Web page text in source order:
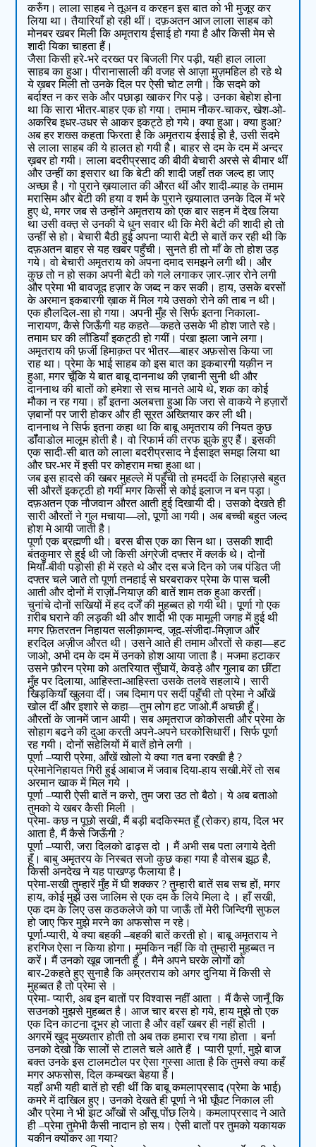
करुँग। लाला साहब ने तूअन व करहन इस बात को भी मुजूर कर
लिया था। तैयारियाँ हो रही थीं। दफ़अतन आज लाला साहब को
मोनबर खबर मिली कि अमृतराय ईसाई हो गया है और किसी मेम से
शादी यिका चाहता हैं।
जैसा किसी हरे-भरे दरख्त पर बिजली गिर पड़ी, यही हाल लाला
साहब का हुआ। पीरानासाली की वजह से आज़ा मुज़महिल हो रहे थे
ये ख़बर मिली तो उनके दिल पर ऐसी चोट लगी। कि सदमे को
बर्दाश्त न कर सके और पछाड़ा खाकर गिर पड़े। उनका बेहोश होना
था कि सारा भीतर-बाहर एक हो गया। तमाम नौकर-चाकर, खेश-ओ-
अकरिब इधर-उधर से आकर इकट्ठे हो गये। क्या हुआ। क्या हुआ?
अब हर शख्स कहता फिरता है कि अमृतराय ईसाई हो है, उसी सदमे
से लाला साहब की ये हालत हो गयी है। बाहर से दम के दम में अन्दर
ख़बर हो गयी। लाला बदरीप्रसाद की बीवी बेचारी अरसे से बीमार थीं
और उन्हीं का इसरार था कि बेटी की शादी जहाँ तक जल्द हा जाए
अच्छा है। गो पुराने ख़यालात की औरत थीं और शादी-ब्याह के तमाम
मरासिम और बेटी की हया व शर्म के पुराने ख़यालात उनके दिल में भरे
हुए थे, मगर जब से उन्होंने अमृतराय को एक बार सहन में देख लिया
था उसी वक्त़ से उनकी ये धुन सवार थी कि मेरी बेटी की शादी हो तो
उन्हीं से हो। बेचारी बैठी हुई अपना प्यारी बेटी से बातें कर रही थी कि
दफ़अतन बाहर से यह खबर पहुँची। सुनते ही तो माँ के तो होश उड़
गये। वो बेचारी अमृतराय को अपना दमाद समझने लगी थी। और
कुछ तो न हो सका अपनी बेटी को गले लगाकर ज़ार-ज़ार रोने लगी
और प्रेमा भी बावजूद हज़ार के जब्द न कर सकी। हाय, उसके बरसों
के अरमान इकबारगी ख़ाक में मिल गये उसको रोने की ताब न थी।
एक हौलदिल-सा हो गया। अपनी मुँह से सिर्फ इतना निकाला-
नारायण, कैसे जिऊँगी यह कहते—कहते उसके भी होश जाते रहे।
तमाम घर की लौंडियाँ इकट्ठी हो गयीं। पंखा झला जाने लगा।
अमृतराय की फ़र्जी हिमाक़त पर भीतर—बाहर अफ़सोस किया जा
राह था। प्रेमा के भाई साहब को इस बात का इकबारगी यक़ीन न
हुआ, मगर चूँकि ये बात बाबू दाननाथ की ज़बानी सुनी थी और
दाननाथ की बातों को हमेशा से सच मानते आये थे, शक का कोई
मौका न रह गया। हाँ इतना अलबत्ता हुआ कि जरा से वाकये ने हज़ारों
ज़बानों पर जारी होकर और ही सूरत अख्तियार कर ली थी।
दाननाथ ने सिर्फ इतना कहा था कि बाबू अमृतराय की नियत कुछ
डॉँवाडोल मालूम होती है। वो रिफार्म की तरफ झुके हुए हैं। इसकी
एक सादी-सी बात को लाला बदरीप्रसाद ने ईसाइत समझ लिया था
और घर-भर में इसी पर कोहराम मचा हुआ था।
जब इस हादसे की खबर मुहल्ले में पहुँची तो हमदर्दी के लिहाज़से बहुत
सी औरतें इकट्ठी हो गयीं मगर किसी से कोई इलाज न बन पड़ा।
दफ़अतन एक नौजवान औरत आती हुई दिखायी दी। उसको देखते ही
सारी औरतों ने गुल मचाया—लो, पूर्णा आ गयी। अब बच्ची बहुत जल्द
होश मे आयी जाती है।
पूर्णा एक ब्रह्मणी थी। बरस बीस एक का सिन था। उसकी शादी
बंतकुमार से हुई थी जो किसी अंग्रेजी दफ्तर में क्लर्क थे। दोनों
मियाँ-बीवी पड़ोसी ही में रहते थे और दस बजे दिन को जब पंडित जी
दफ्तर चले जाते तो पूर्णा तनहाई से घरबराकर प्रेमा के पास चली
आती और दोनों में राज़ों-नियाज़ की बातें शाम तक हुआ करतीं।
चुनांचे दोनों सखियों में हद दर्जें की मुहब्बत हो गयी थी। पूर्णा गो एक
ग़रीब घराने की लड़की थी और शादी भी एक मामूली जगह में हुई थी
मगर फ़ितरतन निहायत सलीक़ामन्द, जूद-संजीदा-मिज़ाज और
हरदिल अज़ीज औरत थी। उसने आते ही तमाम औरतों से कहा—हट
जाओ, अभी दम के दम में उनको होश आया जाता है। मजमा हटाकर
उसने फ़ौरन प्रेमा को अतरियात सुँघायें, केवड़े और गुलाब का छींटा
मुँह पर दिलाया, आहिस्ता-आहिस्ता उसके तलवे सहलाये। सारी
खिड़कियाँ खुलवा दीं। जब दिमाग पर सर्दी पहुँची तो प्रेमा ने आँखें
खोल दीं और इशारे से कहा—तुम लोग हट जाओ.मैं अचछी हूँ।
औरतों के जानमें जान आयी। सब अमृतराज कोकोसती और प्रेमा के
सोहाग बढने की दुआ करती अपने-अपने घरकोसिधारीं। सिर्फ पूर्णा
रह गयी। दोनों सहेलियों में बातें होने लगी ।
पूर्णा –प्यारी प्रेमा, आँखें खोलो ये क्या गत बना रक्खी है ?
प्रेमानेनिहायत गिरी हुई आबाज में जवाब दिया-हाय सखी.मेरें तो सब
अरमान खाक में मिल गये ।
पूर्णा –प्यारी ऐसी बातें न करो, तुम जरा उठ तो बैठो। ये अब बताओ
तुमको ये खबर कैसी मिली ।
प्रेमा- कछ न पूछो सखी, मैं बड़ी बदकिस्मत हूँ (रोकर) हाय, दिल भर
आता है, मैं कैसे जिऊँगी ?
पूर्णा –प्यारी, जरा दिलको ढाढ़स दो । मैं अभी सब पता लगाये देती
हूँ। बाबु अमृतरय के निस्बत सजो कुछ कहा गया है वोसब झूठ है,
किसी अनदेख ने यह पाखण्ड़ फैलाया है।
प्रेमा-सखी तुम्हारें मुँह में घी शक्कर ? तुम्हारी बातें सब सच हों, मगर
हाय, कोई मुझें उस जालिम से एक दम के लिये मिला दे । हाँ सखी,
एक दम के लिए उस कठकलेजे को पा जाऊँ तों मेरी जिन्दिगी सुफल
हो जाए फिर मुझे मरने का अफसोस न रहे।
पूर्णा-प्यारी, ये क्या बहकी –बहकी बातें करती हो। बाबू अमृतराय ने
हरगिज ऐसा न किया होगा। मुमकिन नहीं कि वो तुम्हारी मुहब्बत न
करें। मैं उनको खूब जानती हूँ । मैने अपने घरके लोगों को
बार-2कहते हुए सुनाहै कि अम्रतराय को अगर दुनिया में किसी से
मुहब्बत है तो प्रेमा से ।
प्रेमा- प्यारी, अब इन बातों पर विश्वास नहीं आता । मैं कैसे जानूँ कि
सउनको मुझसे मुहब्बत है। आज चार बरस हो गये, हाय मुझे तो एक
एक दिन काटना दूभर हो जाता है और वहाँ खबर ही नहीं होती ।
अगरमें खुद मुख्यतार होती तो अब तक हमारा रच गया होता । बर्ना
उनको देखो कि सालों से टालते चले आते हैं । प्यारी पूर्णा, मुझे बाज
बक्त उनके इस टालमटोल पर ऐसा गुस्सा आता है कि तुमसे क्या कहँ
मगर अफसोस, दिल कम्बख्त बेहया है।
यहाँ अभी यही बातें हो रही थीं कि बाबू कमलाप्रसाद (प्रेमा के भाई)
कमरे में दाखिल हुए। उनको देखते ही पूर्णा ने भी घूँघट निकाल ली
और प्रेमा ने भी झट आँखों से आँसू पोंछ लिये। कमलाप्रसाद ने आते
ही –प्रेमा तुमेभी कैसी नादान हो सय। ऐसी बातों पर तुमको यकायक
यकीन क्योंकर आ गया?